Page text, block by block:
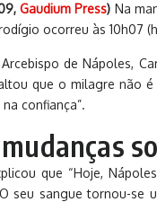
Gaudium Press) Na
ocorreu às 10h07
de Nápoles,
que o milagre não
confiança”.
que “Hoje,
seu sangue tornou-